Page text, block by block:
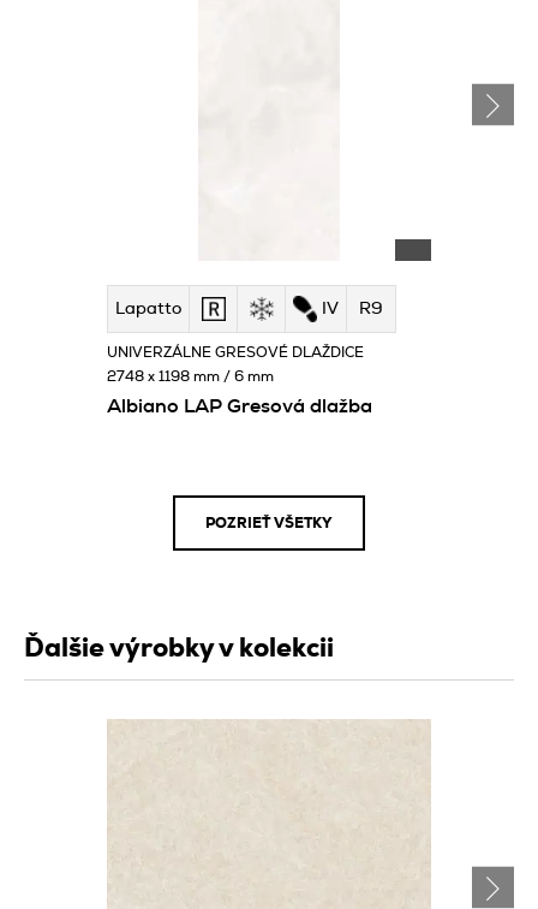
Lapatto IV R9
Albiano LAP Gresová dlažba
UNIVERZÁLNE GRESOVÉ DLAŽDICE
2748 x 1198 mm / 6 mm
POZRIEŤ VŠETKY
Ďalšie výrobky v kolekcii